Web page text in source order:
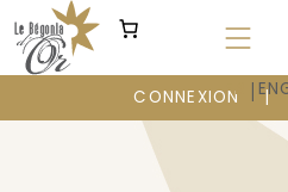
au
contenu
FR |
CONNEXION